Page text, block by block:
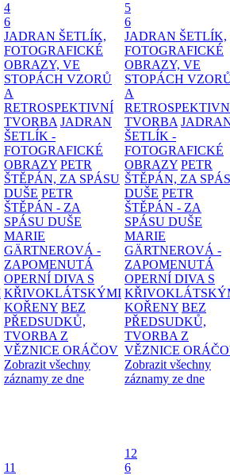
4
6
JADRAN ŠETLÍK,
FOTOGRAFICKÉ
OBRAZY, VE
STOPÁCH VZORŮ
A
RETROSPEKTIVNÍ
TVORBA JADRAN
ŠETLÍK -
FOTOGRAFICKÉ
OBRAZY PETR
ŠTĚPÁN, ZA SPÁSU
DUŠE PETR
ŠTĚPÁN - ZA
SPÁSU DUŠE
MARIE
GÄRTNEROVÁ -
ZAPOMENUTÁ
OPERNÍ DIVA S
KŘIVOKLÁTSKÝMI
KOŘENY BEZ
PŘEDSUDKŮ,
TVORBA Z
VĚZNICE ORÁČOV
Zobrazit všechny
záznamy ze dne
5
6
JADRAN ŠETLÍK,
FOTOGRAFICKÉ
OBRAZY, VE
STOPÁCH
A
TVORBA
ŠETLÍK -
FOTOGRAFICKÉ
OBRAZY PETR
ŠTĚPÁN, ZA
DUŠE PETR
ŠTĚPÁN - ZA
SPÁSU DUŠE
MARIE
GÄRTNEROVÁ -
ZAPOMENUTÁ
OPERNÍ DIVA S
KOŘENY BEZ
PŘEDSUDKŮ,
TVORBA Z
VĚZNICE
Zobrazit všechny
záznamy ze dne
11
12
6